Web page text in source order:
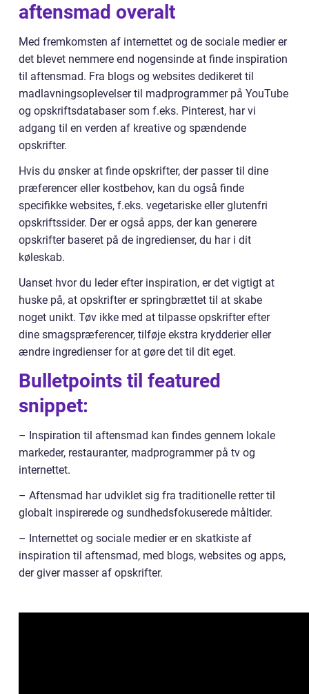
aftensmad overalt
Med fremkomsten af internettet og de sociale medier er
det blevet nemmere end nogensinde at finde inspiration
til aftensmad. Fra blogs og websites dedikeret til
madlavningsoplevelser til madprogrammer på YouTube
og opskriftsdatabaser som f.eks. Pinterest, har vi
adgang til en verden af kreative og spændende
opskrifter.
Hvis du ønsker at finde opskrifter, der passer til dine
præferencer eller kostbehov, kan du også finde
specifikke websites, f.eks. vegetariske eller glutenfri
opskriftssider. Der er også apps, der kan generere
opskrifter baseret på de ingredienser, du har i dit
køleskab.
Uanset hvor du leder efter inspiration, er det vigtigt at
huske på, at opskrifter er springbrættet til at skabe
noget unikt. Tøv ikke med at tilpasse opskrifter efter
dine smagspræferencer, tilføje ekstra krydderier eller
ændre ingredienser for at gøre det til dit eget.
Bulletpoints til featured
snippet:
– Inspiration til aftensmad kan findes gennem lokale
markeder, restauranter, madprogrammer på tv og
internettet.
– Aftensmad har udviklet sig fra traditionelle retter til
globalt inspirerede og sundhedsfokuserede måltider.
– Internettet og sociale medier er en skatkiste af
inspiration til aftensmad, med blogs, websites og apps,
der giver masser af opskrifter.